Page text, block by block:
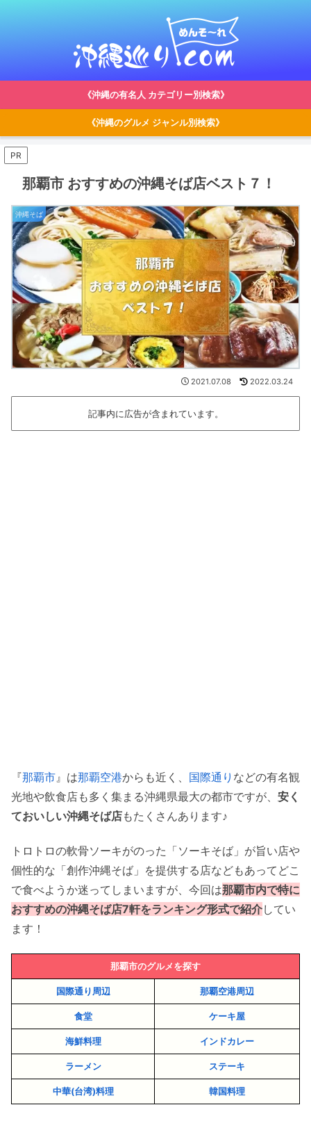
《沖縄の有名人 カテゴリー別検索》
《沖縄のグルメ ジャンル別検索》
PR
那覇市 おすすめの沖縄そば店ベスト７！
沖縄そば
2021.07.08 2022.03.24
記事内に広告が含まれています。
『那覇市 』は那覇空港からも近く、 国際通り などの有名観
光地や飲食店も多く集まる沖縄県最大の都市ですが、 安く
ておいしい沖縄そば店もたくさんあります♪
トロトロの軟骨ソーキがのった「ソーキそば」が旨い店や
個性的な「創作沖縄そば」を提供する店などもあってどこ
で食べようか迷ってしまいますが、今回は那覇市内で特に
おすすめの沖縄そば店7軒をランキング形式で紹介してい
ます！
那覇市のグルメを探す
国際通り周辺 那覇空港周辺
食堂 ケーキ屋
海鮮料理 インドカレー
ラーメン ステーキ
中華(台湾)料理 韓国料理